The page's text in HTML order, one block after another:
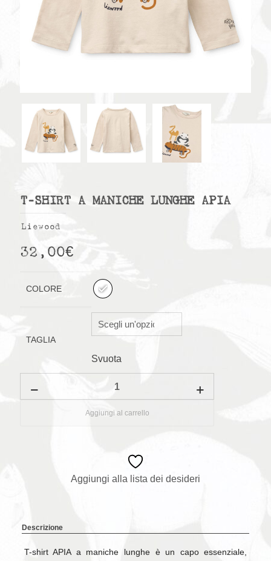
T-SHIRT A MANICHE LUNGHE APIA
Liewood
32,00€
COLORE
TAGLIA
Svuota
shirt
a
Aggiungi al carrello
Aggiungi alla lista dei desideri
Descrizione
T-shirt APIA a maniche lunghe è un capo essenziale,